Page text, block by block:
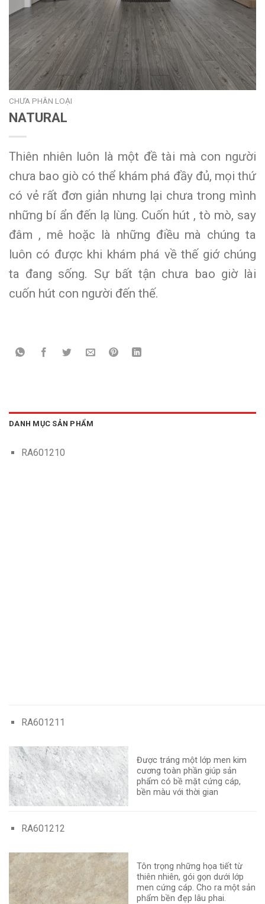
CHƯA PHÂN LOẠI
NATURAL
Thiên nhiên luôn là một đề tài mà con người
chưa bao giò có thể khám phá đầy đủ, mọi thứ
có vẻ rất đơn giản nhưng lại chưa trong mình
những bí ẩn đến lạ lùng. Cuốn hút , tò mò, say
đâm , mê hoặc là những điều mà chúng ta
luôn có được khi khám phá về thế giớ chúng
ta đang sống. Sự bất tận chưa bao giờ lài
cuốn hút con người đến thế.
DANH MỤC SẢN PHẨM
RA601210
RA601211
Được tráng một lớp men kim
cương toàn phần giúp sản
phẩm có bề mặt cứng cáp,
bền màu với thời gian
RA601212
Tôn trọng những họa tiết từ
thiên nhiên, gói gọn dưới lớp
men cứng cáp. Cho ra một sản
phẩm bền đẹp lâu phai.